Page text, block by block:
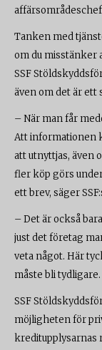
affärsområdeschef
Tanken med
om du misstänker
SSF
även om det är ett
– När man får
Att informationen
att utnyttjas, även
fler köp görs
ett brev, säger
– Det är också
just det företag
veta något. Här
måste bli tydligare.
SSF
möjligheten för
kreditupplysarnas